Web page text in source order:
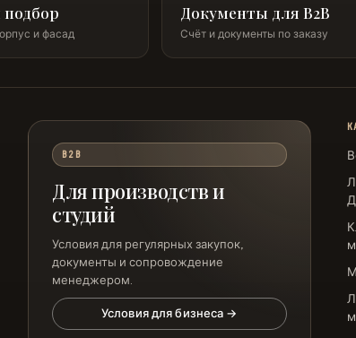
и фасад
Документы для B2B
Счёт и документы по заказу
B2B
Для производств и
студий
Условия для регулярных закупок,
документы и сопровождение
менеджером.
Условия для бизнеса →